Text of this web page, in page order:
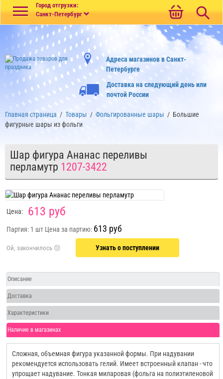
Город отгрузки:
Санкт-Петербург
Адреса магазинов в Санкт-
Петербурге
Доставка на следующий день или
почтой России
Главная страница / Товары / Фольгированные шары / Большие
фигурные шары из фольги
Шар фигура Ананас переливы
перламутр 1207-3422
Цена: 613 руб
Партия: 1 шт Цена за партию: 613 руб
Узнать о поступлении
Описание
Доставка
Характеристики
Наличие в магазинах
Сложная, объемная фигура указанной формы. При надувании
рекомендуется использовать гелий. Имеет встроенный клапан - что
упрощает надувание. Тонкая миларовая (фольга на полиэтиленовой